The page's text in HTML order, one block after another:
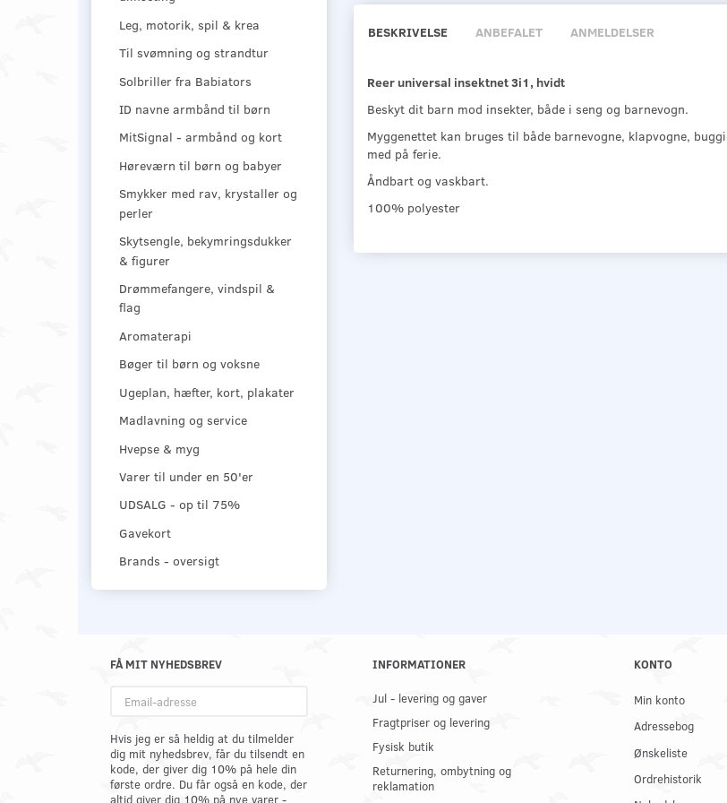
Leg, motorik, spil & krea
Til svømning og strandtur
Solbriller fra Babiators
ID navne armbånd til børn
MitSignal - armbånd og kort
Høreværn til børn og babyer
Smykker med rav, krystaller og
perler
Skytsengle, bekymringsdukker
& figurer
Drømmefangere, vindspil &
flag
Aromaterapi
Bøger til børn og voksne
Ugeplan, hæfter, kort, plakater
Madlavning og service
Hvepse & myg
Varer til under en 50'er
UDSALG - op til 75%
Gavekort
Brands - oversigt
BESKRIVELSE ANBEFALET ANMELDELSER
Reer universal insektnet 3i1, hvidt
Beskyt dit barn mod insekter, både i seng og barnevogn.
Myggenettet kan bruges til både barnevogne, klapvogne,
med på ferie.
Åndbart og vaskbart.
100% polyester
FÅ MIT NYHEDSBREV
adresse
Hvis jeg er så heldig at du tilmelder
dig mit nyhedsbrev, får du tilsendt en
kode, der giver dig 10% på hele din
første ordre. Du får også en kode, der
altid giver dig 10% på nye varer -
INFORMATIONER
Jul - levering og gaver
Fragtpriser og levering
Fysisk butik
Returnering, ombytning og
reklamation
KONTO
Min konto
Adressebog
Ønskeliste
Ordrehistorik